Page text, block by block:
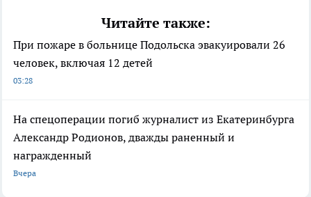
Читайте также:
При пожаре в больнице Подольска эвакуировали 26
человек, включая 12 детей
03:28
На спецоперации погиб журналист из Екатеринбурга
Александр Родионов, дважды раненный и
награжденный
Вчера